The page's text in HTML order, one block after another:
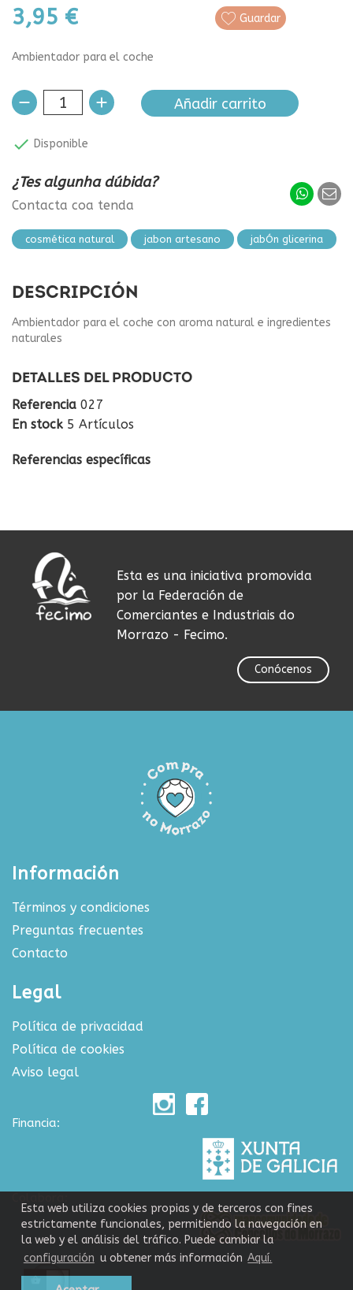
3,95 € Guardar
Ambientador para el coche
Añadir carrito
 Disponible
¿Tes algunha dúbida?
Contacta coa tenda
cosmética natural jabon artesano jabÓn glicerina
DESCRIPCIÓN
Ambientador para el coche con aroma natural e ingredientes
naturales
DETALLES DEL PRODUCTO
Referencia 027
En stock 5 Artículos
Referencias específicas
Esta es una iniciativa promovida
por la Federación de
Comerciantes e Industriais do
Morrazo - Fecimo.
Conócenos
Información
Términos y condiciones
Preguntas frecuentes
Contacto
Legal
Política de privacidad
Política de cookies
Aviso legal
Financia:
Esta web utiliza cookies propias y de terceros con fines
estrictamente funcionales, permitiendo la navegación en
la web y el análisis del tráfico. Puede cambiar la
configuración u obtener más información Aquí.